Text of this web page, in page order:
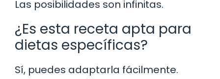
Las posibilidades son infinitas.
¿Es esta receta apta para
dietas específicas?
Sí, puedes adaptarla fácilmente.